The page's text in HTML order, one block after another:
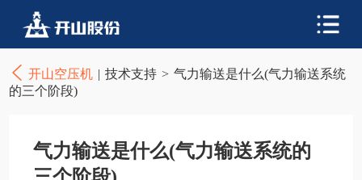
开山空压机 | 技术支持 > 气力输送是什么(气力输送系统
的三个阶段)
气力输送是什么(气力输送系统的